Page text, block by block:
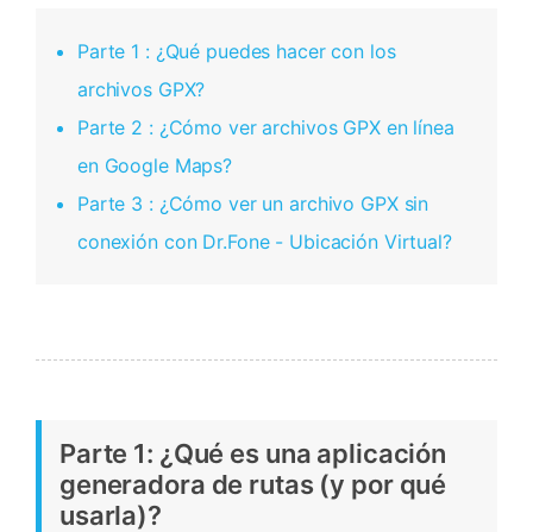
Parte 1 : ¿Qué puedes hacer con los
archivos GPX?
Parte 2 : ¿Cómo ver archivos GPX en línea
en Google Maps?
Parte 3 : ¿Cómo ver un archivo GPX sin
conexión con Dr.Fone - Ubicación Virtual?
Parte 1: ¿Qué es una aplicación
generadora de rutas (y por qué
usarla)?